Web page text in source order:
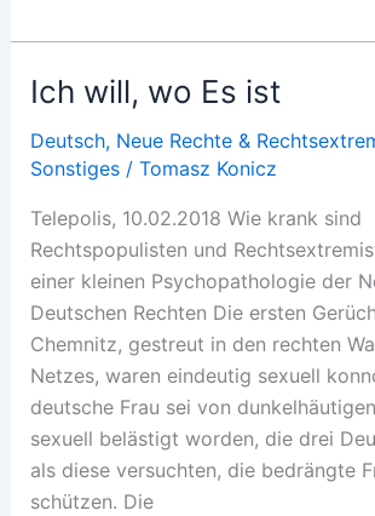
Fadenkreuz
Ich will, wo Es ist
Deutsch, Neue Rechte &
Sonstiges/ Tomasz Konicz
Telepolis, 10.02.2018 Wie krank sind
Rechtspopulisten und
einer kleinen Psychopathologie der
Deutschen Rechten Die ersten
Chemnitz, gestreut in den rechten
Netzes, waren eindeutig sexuell
deutsche Frau sei von
sexuell belästigt worden, die drei
als diese versuchten, die bedrängte
schützen. Die